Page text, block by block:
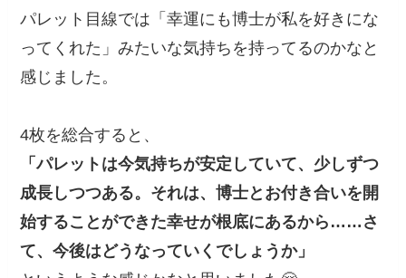
パレット目線では「幸運にも博士が私を好きにな
ってくれた」みたいな気持ちを持ってるのかなと
感じました。
4枚を総合すると、
「パレットは今気持ちが安定していて、少しずつ
成長しつつある。それは、博士とお付き合いを開
始することができた幸せが根底にあるから……さ
て、今後はどうなっていくでしょうか」